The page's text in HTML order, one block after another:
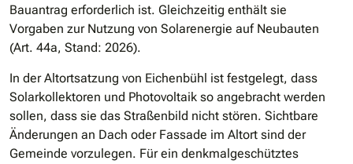
Bauantrag erforderlich ist. Gleichzeitig enthält sie
Vorgaben zur Nutzung von Solarenergie auf Neubauten
(Art. 44a, Stand: 2026).
In der Altortsatzung von Eichenbühl ist festgelegt, dass
Solarkollektoren und Photovoltaik so angebracht werden
sollen, dass sie das Straßenbild nicht stören. Sichtbare
Änderungen an Dach oder Fassade im Altort sind der
Gemeinde vorzulegen. Für ein denkmalgeschütztes